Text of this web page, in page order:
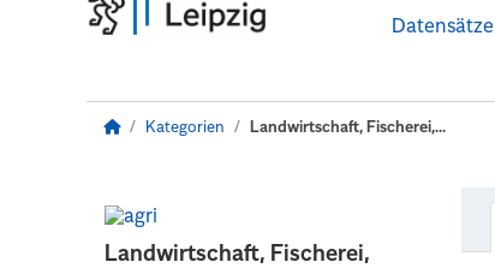
Datensätze
Kategorien Landwirtschaft, Fischerei,...
Landwirtschaft, Fischerei,